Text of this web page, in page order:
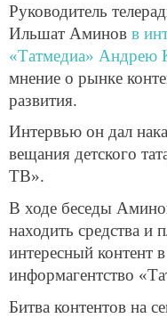
Руководитель
Ильшат Аминов в
«Татмедиа» Андрею
мнение о рынке
развития.
Интервью он дал
вещания детского
ТВ».
В ходе беседы
находить средства и
интересный контент
информагентство
Битва контентов на